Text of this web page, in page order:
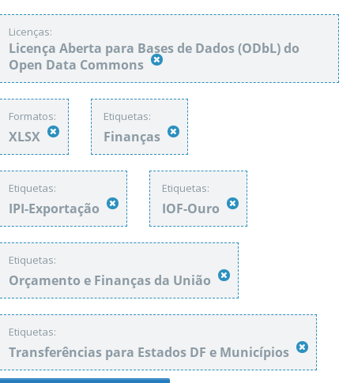
Licenças:
Licença Aberta para Bases de Dados (ODbL) do
Open Data Commons
Formatos:
XLSX
Etiquetas:
Finanças
Etiquetas:
IPI-Exportação
Etiquetas:
IOF-Ouro
Etiquetas:
Orçamento e Finanças da União
Etiquetas:
Transferências para Estados DF e Municípios